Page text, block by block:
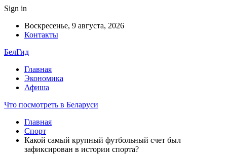
Sign in
Воскресенье, 9 августа, 2026
Контакты
БелГид
Главная
Экономика
Афиша
Что посмотреть в Беларуси
Главная
Спорт
Какой самый крупный футбольный счет был
зафиксирован в истории спорта?